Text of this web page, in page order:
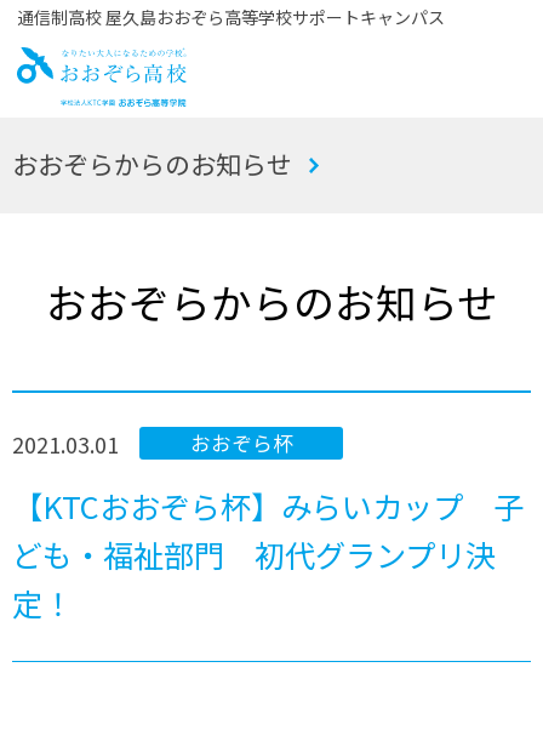
通信制高校 屋久島おおぞら高等学校サポートキャンパス
お
おおぞらからのお知らせ
おおぞらからのお知らせ
2021.03.01 おおぞら杯
【KTCおおぞら杯】みらいカップ 子
ども・福祉部門 初代グランプリ決
定！